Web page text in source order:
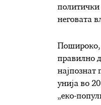
политички
неговата
Пошироко,
правилно
најпознат
унија во
„еко-